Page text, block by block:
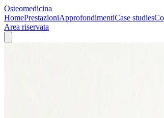
Osteomedicina
HomePrestazioniApprofondimentiCase studies
Area riservata